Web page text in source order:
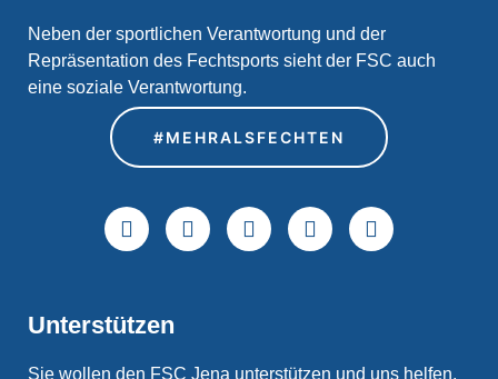
Neben der sportlichen Verantwortung und der
Repräsentation des Fechtsports sieht der FSC auch
eine soziale Verantwortung.
#MEHRALSFECHTEN
Unterstützen
Sie wollen den FSC Jena unterstützen und uns helfen,